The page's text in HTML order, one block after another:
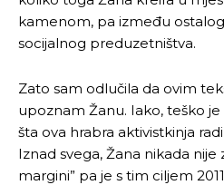
kamenom, pa između
socijalnog preduzetništva.
Zato sam odlučila da ovim
upoznam Žanu. Iako, teško
šta ova hrabra aktivistkinja
Iznad svega, Žana nikada nije
margini” pa je s tim ciljem